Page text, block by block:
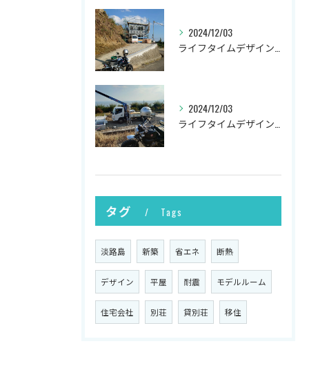
2024/12/03
2024/12/03
タグ Tags
淡路島 新築 省エネ 断熱
デザイン 平屋 耐震 モデルルーム
住宅会社 別荘 貸別荘 移住